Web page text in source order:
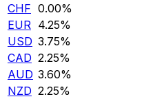
CHF 0.00‎%‎
EUR 4.25‎%‎
USD 3.75‎%‎
CAD 2.25‎%‎
AUD 3.60‎%‎
NZD 2.25‎%‎